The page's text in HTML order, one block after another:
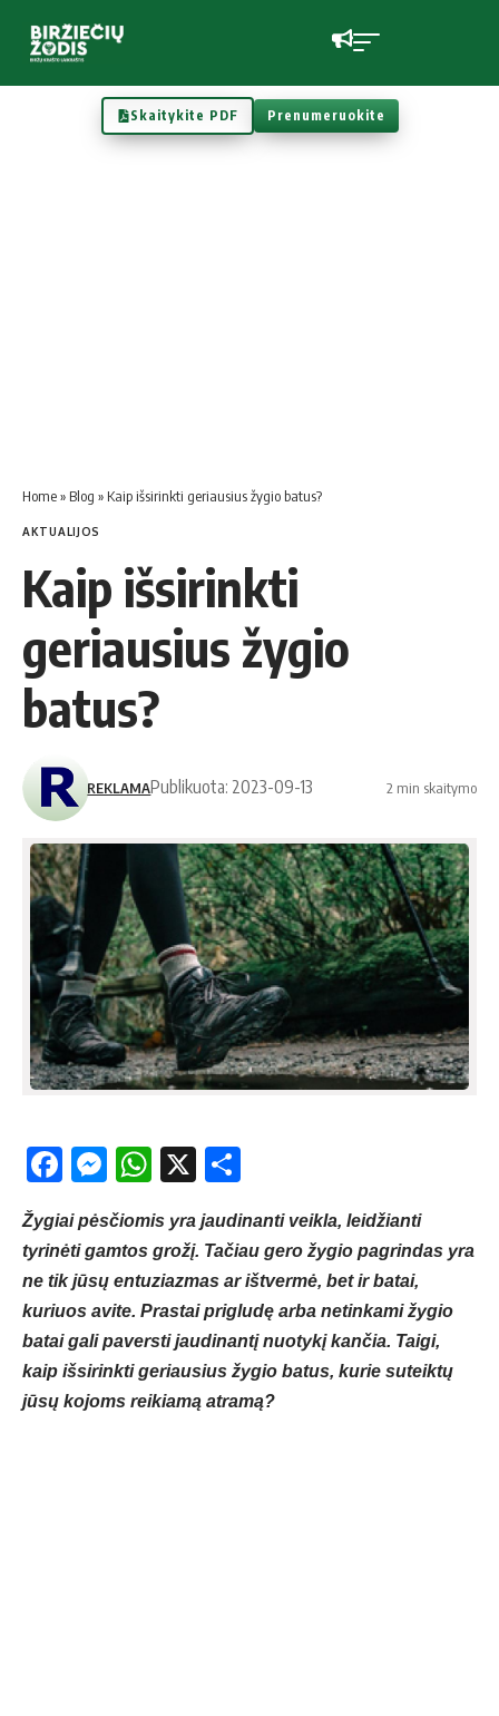
Skaitykite PDF Prenumeruokite
Home» Blog » Kaip išsirinkti geriausius žygio batus?
AKTUALIJOS
Kaip išsirinkti
geriausius žygio
batus?
REKLAMAPublikuota: 2023-09-13 2 min skaitymo
Facebook
Messenger
WhatsApp
X
Žygiai pėsčiomis yra jaudinanti veikla, leidžianti
tyrinėti gamtos grožį. Tačiau gero žygio pagrindas yra
ne tik jūsų entuziazmas ar ištvermė, bet ir batai,
kuriuos avite. Prastai prigludę arba netinkami žygio
batai gali paversti jaudinantį nuotykį kančia. Taigi,
kaip išsirinkti geriausius žygio batus, kurie suteiktų
jūsų kojoms reikiamą atramą?